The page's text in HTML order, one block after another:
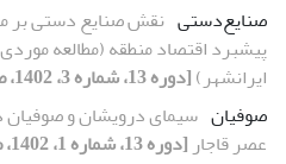
صنایع‌دستی نقش صنایع‏ دستی بر
پیشبرد اقتصاد منطقه (مطالعه
ایرانشهر)[دوره 13، شماره 3، 1402، صفحه 61-79]
صوفیان سیمای درویشان و صوفیان
عصر قاجار [دوره 13، شماره 1، 1402، صفحه 57-74]